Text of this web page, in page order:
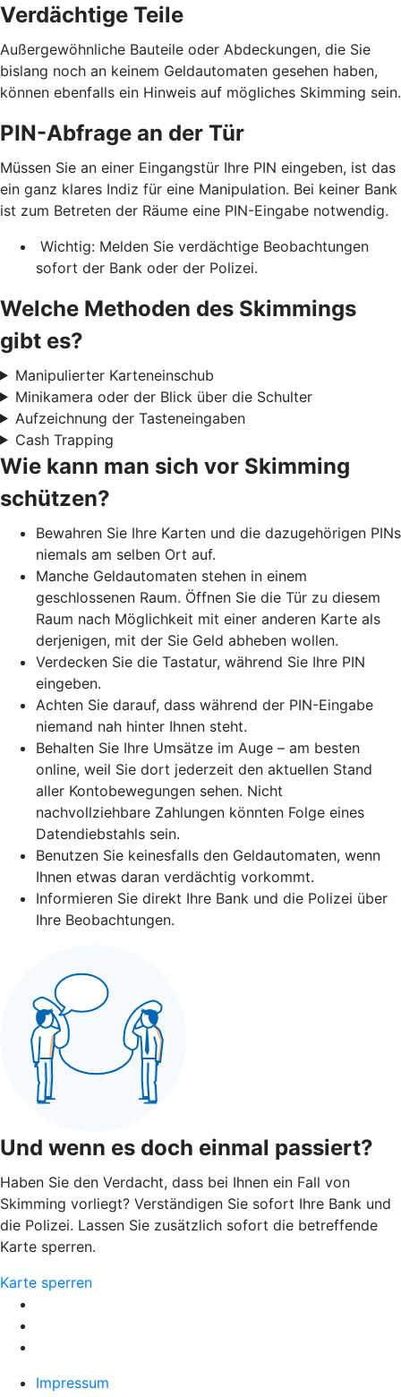
Verdächtige Teile
Außergewöhnliche Bauteile oder Abdeckungen, die Sie
bislang noch an keinem Geldautomaten gesehen haben,
können ebenfalls ein Hinweis auf mögliches Skimming sein.
PIN-Abfrage an der Tür
Müssen Sie an einer Eingangstür Ihre PIN eingeben, ist das
ein ganz klares Indiz für eine Manipulation. Bei keiner Bank
ist zum Betreten der Räume eine PIN-Eingabe notwendig.
Wichtig: Melden Sie verdächtige Beobachtungen
sofort der Bank oder der Polizei.
Welche Methoden des Skimmings
gibt es?
Manipulierter Karteneinschub
Minikamera oder der Blick über die Schulter
Aufzeichnung der Tasteneingaben
Cash Trapping
Wie kann man sich vor Skimming
schützen?
Bewahren Sie Ihre Karten und die dazugehörigen PINs
niemals am selben Ort auf.
Manche Geldautomaten stehen in einem
geschlossenen Raum. Öffnen Sie die Tür zu diesem
Raum nach Möglichkeit mit einer anderen Karte als
derjenigen, mit der Sie Geld abheben wollen.
Verdecken Sie die Tastatur, während Sie Ihre PIN
eingeben.
Achten Sie darauf, dass während der PIN-Eingabe
niemand nah hinter Ihnen steht.
Behalten Sie Ihre Umsätze im Auge – am besten
online, weil Sie dort jederzeit den aktuellen Stand
aller Kontobewegungen sehen. Nicht
nachvollziehbare Zahlungen könnten Folge eines
Datendiebstahls sein.
Benutzen Sie keinesfalls den Geldautomaten, wenn
Ihnen etwas daran verdächtig vorkommt.
Informieren Sie direkt Ihre Bank und die Polizei über
Ihre Beobachtungen.
Und wenn es doch einmal passiert?
Haben Sie den Verdacht, dass bei Ihnen ein Fall von
Skimming vorliegt? Verständigen Sie sofort Ihre Bank und
die Polizei. Lassen Sie zusätzlich sofort die betreffende
Karte sperren.
Karte sperren
Impressum